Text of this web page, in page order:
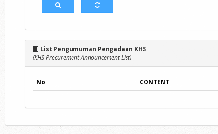
List Pengumuman Pengadaan KHS
(KHS Procurement Announcement List)
No CONTENT